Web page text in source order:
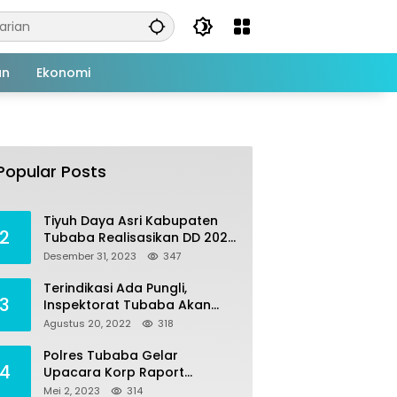
Ekonomi
Posts
tahun 2022 Untuk sejumlah
Juli 4, 2022
2
Tiyuh Daya Asri Kabupaten
Tubaba Realisasikan DD 2023
Untuk Sejumlah Program
Desember 31, 2023 347
3
Terindikasi Ada Pungli,
Inspektorat Tubaba Akan
Panggil Kepala SDN 7
Agustus 20, 2022 318
4
Polres Tubaba Gelar
Upacara Korp Raport
Kenaikan Pangkat
Mei 2, 2023 314